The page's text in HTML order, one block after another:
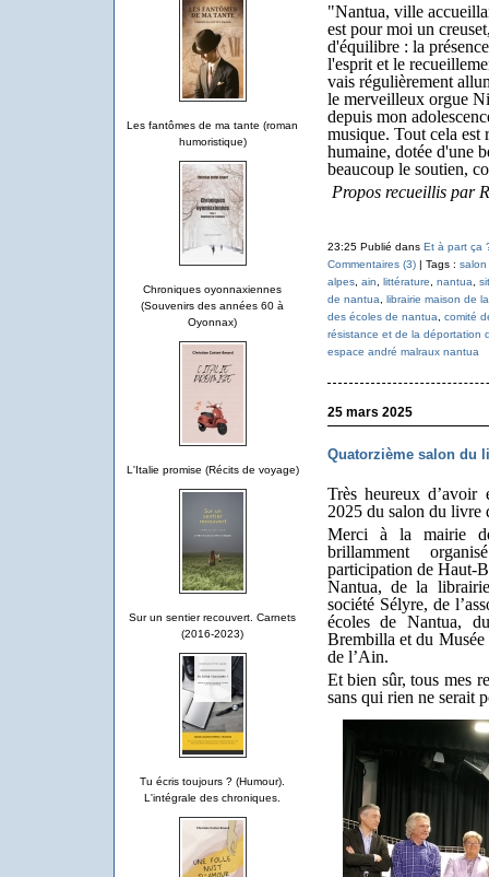
Les fantômes de ma tante (roman
humoristique)
Chroniques oyonnaxiennes
(Souvenirs des années 60 à
Oyonnax)
L'Italie promise (Récits de voyage)
Sur un sentier recouvert. Carnets
(2016-2023)
Tu écris toujours ? (Humour).
L'intégrale des chroniques.
"Nantua, ville
est pour moi un
d'équilibre : la
l'esprit et le
vais régulièrement
le merveilleux orgue
depuis mon
musique. Tout cela est
humaine, dotée d'une
beaucoup le soutien,
Propos recueillis par
23:25 Publié dans Et à part ça
Commentaires (3)| Tags : salon
alpes, ain littérature nantua
de nantua
librairie maison de
des écoles de nantua
comité
résistance et de la déportation
espace andré malraux nantua
25 mars 2025
Quatorzième salon du
Très heureux
2025 du salon du livre
Merci à la mairie
brillamment
participation de Haut-
Nantua, de la
société Sélyre, de
écoles de Nantua,
Brembilla et du Musée
de l’Ain.
Et bien sûr, tous mes
sans qui rien ne serait